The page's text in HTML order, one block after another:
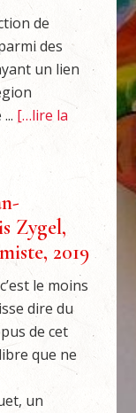
de
des
un lien
[…lire la
Zygel,
2019
le moins
dire du
de cet
que ne
un